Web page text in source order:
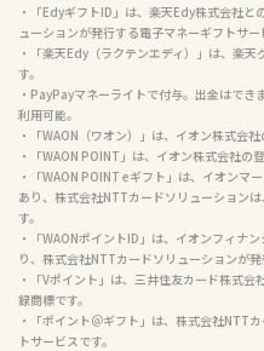
・「EdyギフトID」は、楽天Edy株式会社
ューションが発行する電子マネーギフトサー
・「楽天Edy（ラクテンエディ）」は、楽
す。
・PayPayマネーライトで付与。出金はで
利用可能。
・「WAON（ワオン）」は、イオン株式会社
・「WAON POINT」は、イオン株式会社の
・「WAON POINT eギフト」は、イオンマ
あり、株式会社NTTカードソリューション
す。
・「WAONポイントID」は、イオンフィナ
り、株式会社NTTカードソリューションが
・「Vポイント」は、三井住友カード株式
録商標です。
・「ポイント＠ギフト」は、株式会社NTT
トサービスです。